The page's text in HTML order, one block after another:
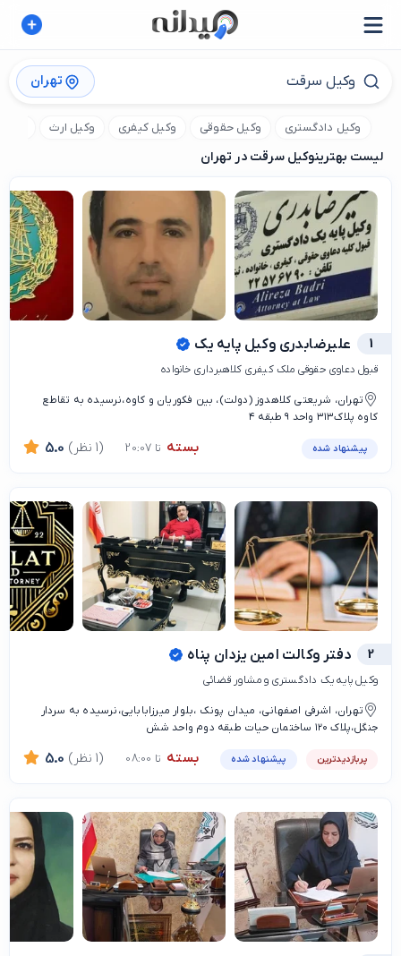
تهران
وکیل دادگستری وکیل حقوقی وکیل کیفری وکیل ارث
لیست بهترینوکیل سرقت در تهران
1 علیرضابدری وکیل پایه یک
قبول دعاوی حقوقی ملک کیفری کلاهبرداری خانواده
تهران، شریعتی کلاهدوز (دولت)، بین فکوریان و کاوه،نرسیده به تقاطع
کاوه پلاک۳۱۳ واحد ۹ طبقه ۴
پیشنهاد شده بسته تا 20:07 5.0 (1 نظر)
2 دفتر وکالت امین یزدان پناه
وکیل پایه یک دادگستری و مشاور قضائی
تهران، اشرفی اصفهانی، میدان پونک ،بلوار میرزابابایی،نرسیده به سردار
جنگل،پلاک ۱۲۰ ساختمان حیات طبقه دوم واحد شش
پربازدیدترین پیشنهاد شده بسته تا 08:00 5.0 (1 نظر)